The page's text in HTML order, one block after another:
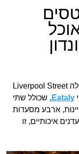
דליקטסים
בשורדיץ', ממש צמוד לתחנת הרכבת הגדולה Liverpool Street
Eataly , שכולל שתי
קומות שבהן יותר מ-5,000 מוצרים, 2,000 יינות, ארבע מסעדות
איכותיים, זו